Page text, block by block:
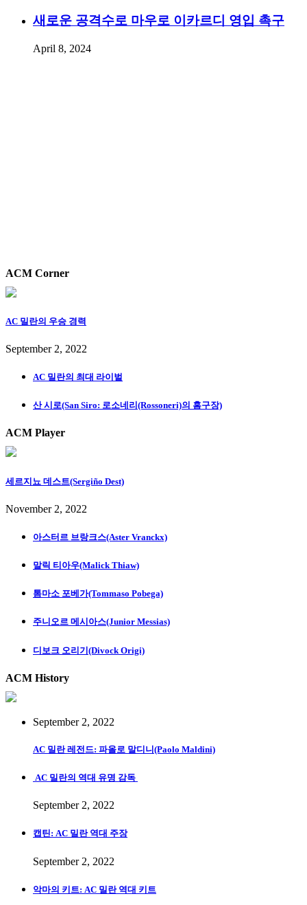
새로운 공격수로 마우로 이카르디 영입 촉구
April 8, 2024
ACM Corner
AC 밀란의 우승 경력
September 2, 2022
AC 밀란의 최대 라이벌
산 시로(San Siro: 로소네리(Rossoneri)의 홈구장)
ACM Player
세르지뇨 데스트(Sergiño Dest)
November 2, 2022
아스터르 브랑크스(Aster Vranckx)
말릭 티아우(Malick Thiaw)
톰마소 포베가(Tommaso Pobega)
주니오르 메시아스(Junior Messias)
디보크 오리기(Divock Origi)
ACM History
September 2, 2022
AC 밀란 레전드: 파올로 말디니(Paolo Maldini)
AC 밀란의 역대 유명 감독
September 2, 2022
캡틴: AC 밀란 역대 주장
September 2, 2022
악마의 키트: AC 밀란 역대 키트